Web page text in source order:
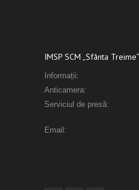
IMSP SCM „Sfânta Treime”
Informații:
Anticamera:
Serviciul de presă:
Email: